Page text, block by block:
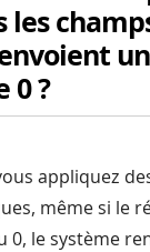
les
0 ?
appliquez
même si le
0, le système